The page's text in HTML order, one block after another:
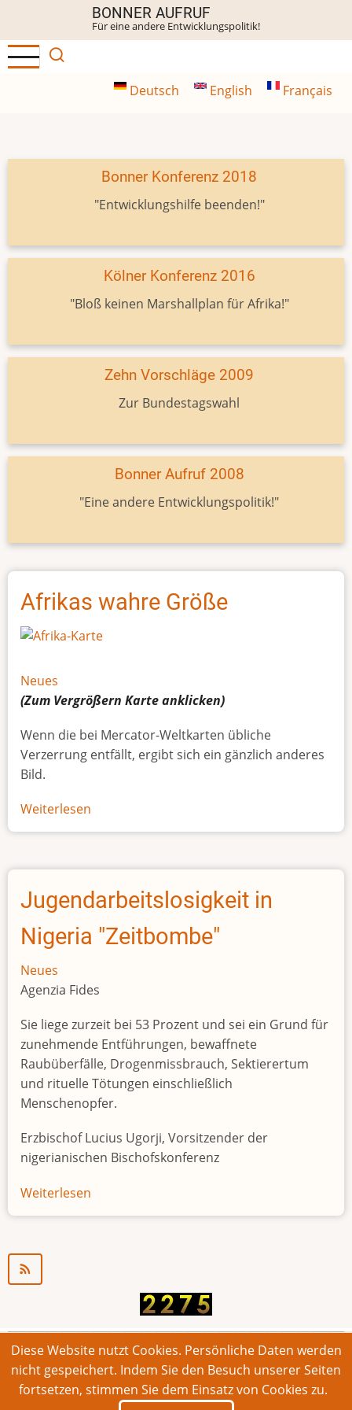
Inhalt
BONNER AUFRUF
Für eine andere Entwicklungspolitik!
Deutsch English Français
Bonner Konferenz 2018
"Entwicklungshilfe beenden!"
Kölner Konferenz 2016
"Bloß keinen Marshallplan für Afrika!"
Zehn Vorschläge 2009
Zur Bundestagswahl
Bonner Aufruf 2008
"Eine andere Entwicklungspolitik!"
Afrikas wahre Größe
Neues
(Zum Vergrößern Karteanklicken)
Wenn die bei Mercator-Weltkarten übliche
Verzerrung entfällt, ergibt sich ein gänzlich anderes
Bild.
Weiterlesen
Afrikas
Größe
Jugendarbeitslosigkeit in
Nigeria "Zeitbombe"
Neues
Agenzia Fides
Sie liege zurzeit bei 53 Prozent und sei ein Grund für
zunehmende Entführungen, bewaffnete
Raubüberfälle, Drogenmissbrauch, Sektierertum
und rituelle Tötungen einschließlich
Menschenopfer.
Erzbischof Lucius Ugorji, Vorsitzender der
nigerianischen Bischofskonferenz
Weiterlesen
Jugendarbeitslosigkeit
© 2026 Bonner Aufruf. Alle Rechte vorbehalten.
Footer
Impressum Kontakt Intern
Diese Website nutzt Cookies. Persönliche Daten werden
nicht gespeichert. Indem Sie den Besuch unserer Seiten
fortsetzen, stimmen Sie dem Einsatz von Cookies zu.